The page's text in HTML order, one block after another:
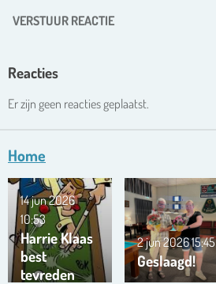
VERSTUUR REACTIE
Reacties
Er zijn geen reacties geplaatst.
Home
Harrie Klaas
best
tevreden
14 jun 2026
10:53
Geslaagd!
2 jun 202615:45